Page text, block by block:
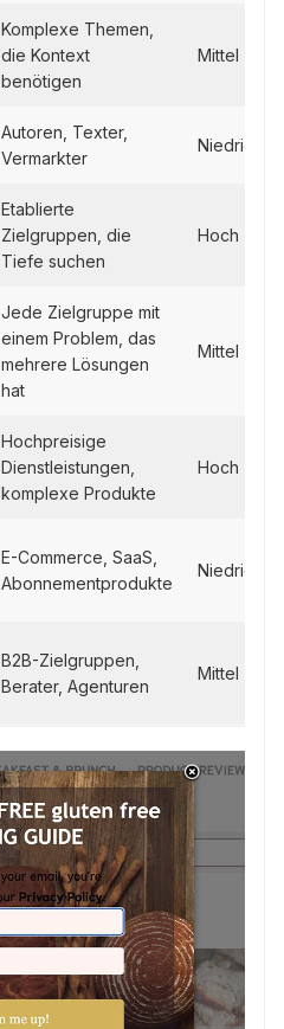
Komplexe Themen,
die Kontext
benötigen
Mittel
Autoren, Texter,
Vermarkter
Niedrig
Etablierte
Zielgruppen, die
Tiefe suchen
Hoch
Jede Zielgruppe mit
einem Problem, das
mehrere Lösungen
hat
Mittel
Hochpreisige
Dienstleistungen,
komplexe Produkte
Hoch
E-Commerce, SaaS,
Abonnementprodukte
Niedrig
B2B-Zielgruppen,
Berater, Agenturen
Mittel